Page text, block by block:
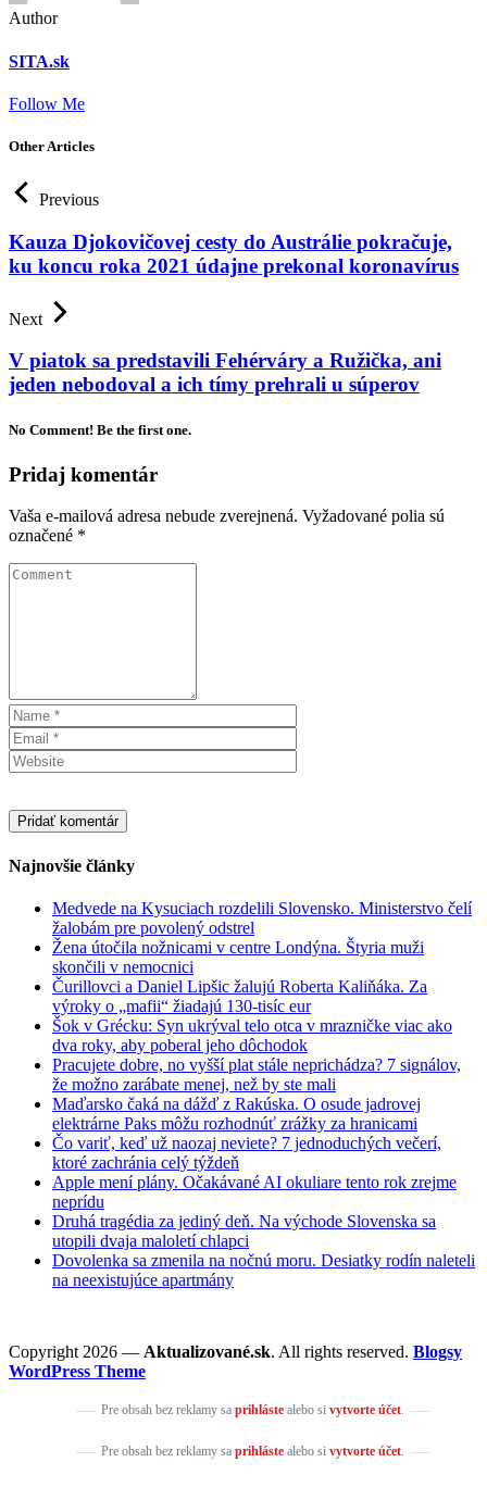
Author
SITA.sk
Follow Me
Other Articles
Previous
Kauza Djokovičovej cesty do Austrálie pokračuje,
ku koncu roka 2021 údajne prekonal koronavírus
Next
V piatok sa predstavili Fehérváry a Ružička, ani
jeden nebodoval a ich tímy prehrali u súperov
No Comment! Be the first one.
Pridaj komentár
Vaša e-mailová adresa nebude zverejnená. Vyžadované polia sú
označené *
Najnovšie články
Medvede na Kysuciach rozdelili Slovensko. Ministerstvo čelí
žalobám pre povolený odstrel
Žena útočila nožnicami v centre Londýna. Štyria muži
skončili v nemocnici
Čurillovci a Daniel Lipšic žalujú Roberta Kaliňáka. Za
výroky o „mafii“ žiadajú 130-tisíc eur
Šok v Grécku: Syn ukrýval telo otca v mrazničke viac ako
dva roky, aby poberal jeho dôchodok
Pracujete dobre, no vyšší plat stále neprichádza? 7 signálov,
že možno zarábate menej, než by ste mali
Maďarsko čaká na dážď z Rakúska. O osude jadrovej
elektrárne Paks môžu rozhodnúť zrážky za hranicami
Čo variť, keď už naozaj neviete? 7 jednoduchých večerí,
ktoré zachránia celý týždeň
Apple mení plány. Očakávané AI okuliare tento rok zrejme
neprídu
Druhá tragédia za jediný deň. Na východe Slovenska sa
utopili dvaja maloletí chlapci
Dovolenka sa zmenila na nočnú moru. Desiatky rodín naleteli
na neexistujúce apartmány
Copyright 2026 — Aktualizované.sk. All rights reserved. Blogsy
WordPress Theme
Pre obsah bez reklamy sa prihlástealebo si vytvorte účet.